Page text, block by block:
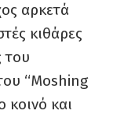
αρκετά
κιθάρες
του
“Moshing
κοινό και